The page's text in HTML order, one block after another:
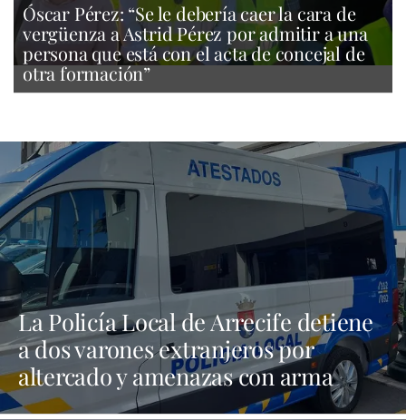
Óscar Pérez: “Se le debería caer la cara de
vergüenza a Astrid Pérez por admitir a una
persona que está con el acta de concejal de
otra formación”
La Policía Local de Arrecife detiene
a dos varones extranjeros por
altercado y amenazas con arma
blanca